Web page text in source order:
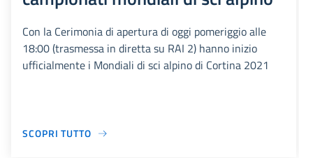
Con la Cerimonia di apertura di oggi pomeriggio alle
18:00 (trasmessa in diretta su RAI 2) hanno inizio
ufficialmente i Mondiali di sci alpino di Cortina 2021
SCOPRI TUTTO